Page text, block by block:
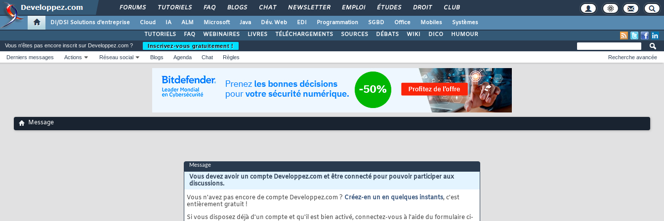
FORUMS TUTORIELS FAQ BLOGS CHAT NEWSLETTER EMPLOI ÉTUDES DROIT CLUB
DI/DSI Solutions d'entreprise Cloud IA ALM Microsoft Java Dév. Web EDI Programmation SGBD Office Mobiles
Systèmes
TUTORIELS
FAQ WEBINAIRES LIVRES TÉLÉCHARGEMENTS SOURCES DÉBATS WIKI DICO HUMOUR
Vous n'êtes pas encore inscrit sur Developpez.com ?
Inscrivez-vous gratuitement !
Derniers messages
Actions Réseau social Blogs Agenda Chat Règles Recherche avancée
Message
Message
Vous devez avoir un compte Developpez.com et être connecté pour pouvoir participer aux
discussions.
Vous n'avez pas encore de compte Developpez.com ? Créez-en un en quelques instants, c'est
entièrement gratuit !
Si vous disposez déjà d'un compte et qu'il est bien activé, connectez-vous à l'aide du formulaire ci-